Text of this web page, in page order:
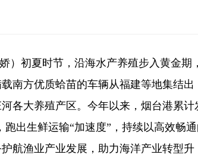
初夏时节，沿海水产养殖步入黄金期
南方优质蛤苗的车辆从福建等地集结出
各大养殖产区。今年以来，烟台港累计
出生鲜运输“加速度”，持续以高效畅
航渔业产业发展，助力海洋产业转型升